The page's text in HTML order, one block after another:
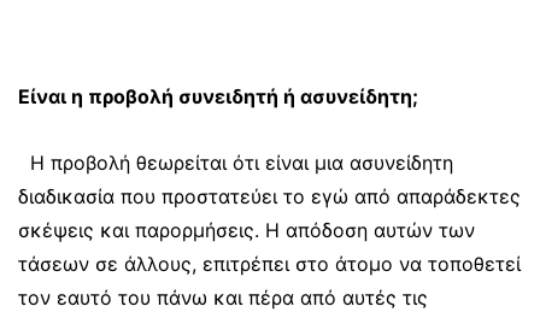
Είναι η προβολή συνειδητή ή ασυνείδητη;
Η προβολή θεωρείται ότι είναι μια ασυνείδητη
διαδικασία που προστατεύει το εγώ από απαράδεκτες
σκέψεις και παρορμήσεις. Η απόδοση αυτών των
τάσεων σε άλλους, επιτρέπει στο άτομο να τοποθετεί
τον εαυτό του πάνω και πέρα από αυτές τις